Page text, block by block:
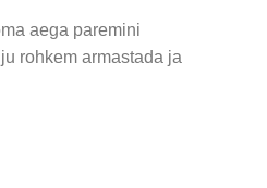
aega paremini
rohkem armastada ja